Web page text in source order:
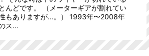
んどです。 （メーターギアが割れてい
もありますが…。） 1993年〜2008年
ス…